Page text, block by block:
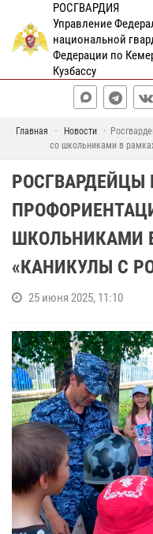
РОСГВАРДИЯ
Управление
национальной
Федерации по
Кузбассу
Главная Новости
со школьниками в
РОСГВАРДЕЙЦЫ
ШКОЛЬНИКАМИ
«КАНИКУЛЫ С
25 июня 2025, 11:10